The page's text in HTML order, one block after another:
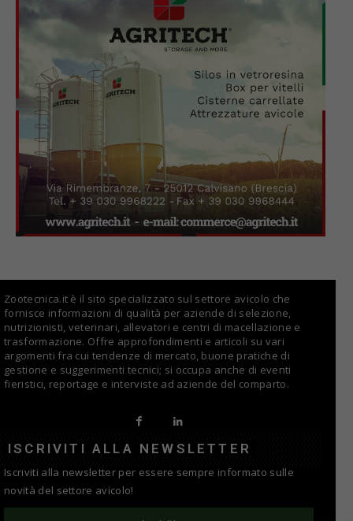
Zootecnica.it è il sito specializzato sul settore avicolo che
fornisce informazioni di qualità per aziende di selezione,
nutrizionisti, veterinari, allevatori e centri di macellazione e
trasformazione. Offre approfondimenti e articoli su vari
argomenti fra cui tendenze di mercato, buone pratiche di
gestione e suggerimenti tecnici; si occupa anche di eventi
fieristici, reportage e interviste ad aziende del comparto.
ISCRIVITI ALLA NEWSLETTER
Iscriviti alla newsletter per essere sempre informato sulle
novità del settore avicolo!